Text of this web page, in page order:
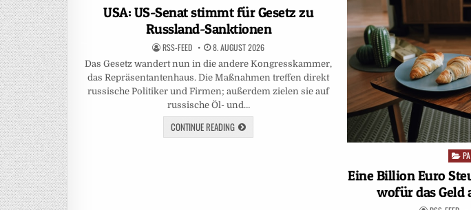
in
USA: US-Senat stimmt für Gesetz zu
Russland-Sanktionen
RSS-FEED 8. AUGUST 2026
Das Gesetz wandert nun in die andere Kongresskammer,
das Repräsentantenhaus. Die Maßnahmen treffen direkt
russische Politiker und Firmen; außerdem zielen sie auf
russische Öl- und…
CONTINUE READING
in
Eine Billion Euro
wofür das Geld